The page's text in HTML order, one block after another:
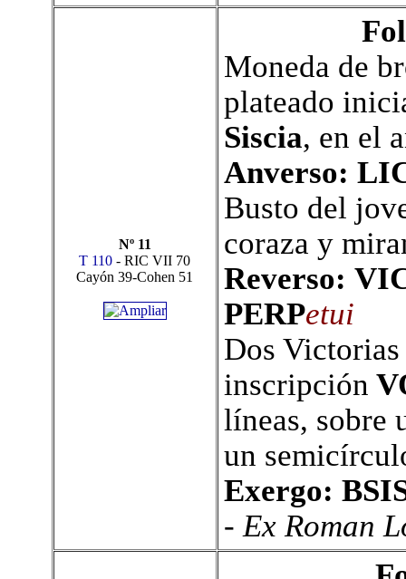
Nº 11
T 110 - RIC VII 70
Cayón 39-Cohen 51
Moneda de
plateado
Siscia, en el
Anverso:
Busto del
coraza y
Reverso:
PERPetui
Dos
inscripción
líneas, sobre
un
Exergo:
- Ex Roman